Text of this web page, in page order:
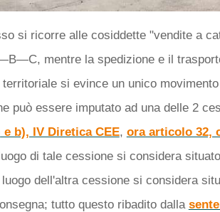
si ricorre alle cosiddette "vendite a
mentre la spedizione e il
si evince un unico
può essere imputato ad una delle 2
b), IV Diretica CEE, ora articolo 32,
di tale cessione si considera
dell'altra cessione si considera
tutto questo ribadito dalla